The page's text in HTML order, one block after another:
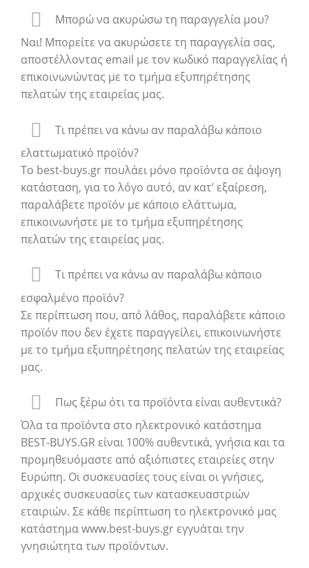
Μπορώ να ακυρώσω τη παραγγελία μου?
Ναι! Μπορείτε να ακυρώσετε τη παραγγελία σας,
αποστέλλοντας email με τον κωδικό παραγγελίας ή
επικοινωνώντας με το τμήμα εξυπηρέτησης
πελατών της εταιρείας μας.
Τι πρέπει να κάνω αν παραλάβω κάποιο
ελαττωματικό προϊόν?
To best-buys.gr πουλάει μόνο προϊόντα σε άψογη
κατάσταση, για το λόγο αυτό, αν κατ’ εξαίρεση,
παραλάβετε προϊόν με κάποιο ελάττωμα,
επικοινωνήστε με το τμήμα εξυπηρέτησης
πελατών της εταιρείας μας.
Τι πρέπει να κάνω αν παραλάβω κάποιο
εσφαλμένο προϊόν?
Σε περίπτωση που, από λάθος, παραλάβετε κάποιο
προϊόν που δεν έχετε παραγγείλει, επικοινωνήστε
με το τμήμα εξυπηρέτησης πελατών της εταιρείας
μας.
Πως ξέρω ότι τα προϊόντα είναι αυθεντικά?
Όλα τα προϊόντα στο ηλεκτρονικό κατάστημα
BEST-BUYS.GR είναι 100% αυθεντικά, γνήσια και τα
προμηθευόμαστε από αξιόπιστες εταιρείες στην
Ευρώπη. Οι συσκευασίες τους είναι οι γνήσιες,
αρχικές συσκευασίες των κατασκευαστριών
εταιριών. Σε κάθε περίπτωση το ηλεκτρονικό μας
κατάστημα www.best-buys.gr εγγυάται την
γνησιώτητα των προϊόντων.